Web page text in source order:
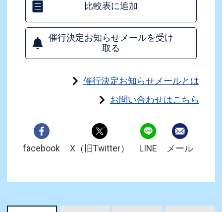
比較表に追加
催行決定お知らせメールを受け
取る
催行決定お知らせメールとは
お問い合わせはこちら
facebook X（旧Twitter） LINE メール